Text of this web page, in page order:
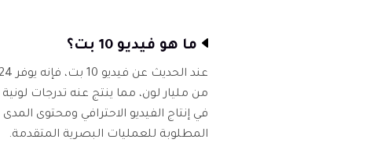
ما هو فيديو 10 بت؟
المطلوبة للعمليات البصرية المتقدمة.